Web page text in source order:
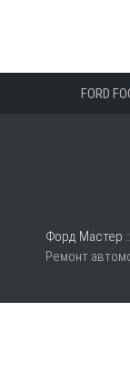
FORD
Форд Мастер
Ремонт